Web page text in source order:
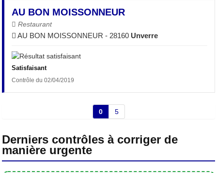
AU BON MOISSONNEUR
Restaurant
AU BON MOISSONNEUR - 28160 Unverre
Satisfaisant
Contrôle du 02/04/2019
0 5
Derniers contrôles à corriger de
manière urgente